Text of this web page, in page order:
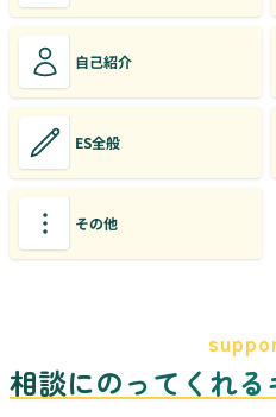
自己紹介
ES全般
その他
相談にのってくれ